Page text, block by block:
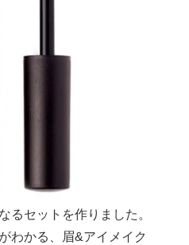
るセットを作りました。
わかる、眉&アイメイク